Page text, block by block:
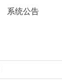
系统公告